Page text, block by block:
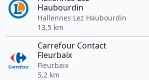
Haubourdin
Hallennes Lez Haubourdin
13,5 km
Carrefour Contact
Fleurbaix
Fleurbaix
5,2 km